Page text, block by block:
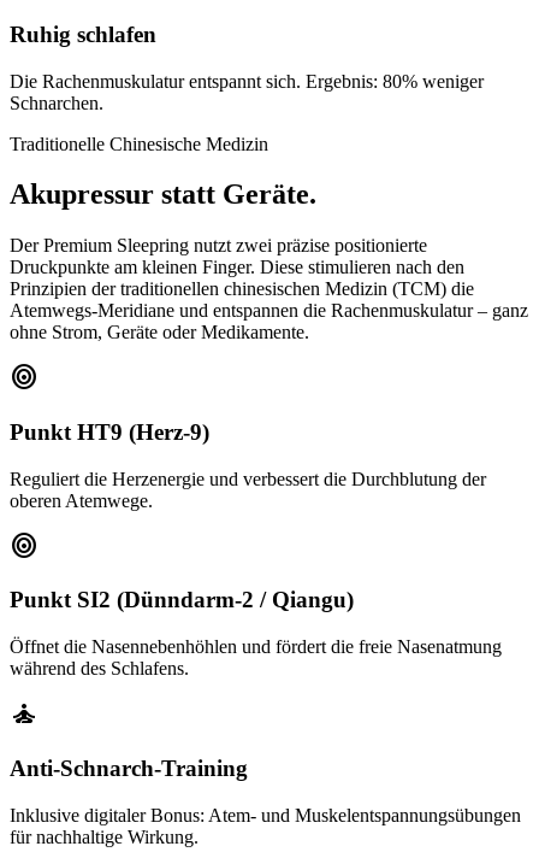
Ruhig schlafen
Die Rachenmuskulatur entspannt sich. Ergebnis: 80% weniger
Schnarchen.
Traditionelle Chinesische Medizin
Akupressur statt Geräte.
Der Premium Sleepring nutzt zwei präzise positionierte
Druckpunkte am kleinen Finger. Diese stimulieren nach den
Prinzipien der traditionellen chinesischen Medizin (TCM) die
Atemwegs-Meridiane und entspannen die Rachenmuskulatur – ganz
ohne Strom, Geräte oder Medikamente.
target
Punkt HT9 (Herz-9)
Reguliert die Herzenergie und verbessert die Durchblutung der
oberen Atemwege.
target
Punkt SI2 (Dünndarm-2 / Qiangu)
Öffnet die Nasennebenhöhlen und fördert die freie Nasenatmung
während des Schlafens.
self_improvement
Anti-Schnarch-Training
Inklusive digitaler Bonus: Atem- und Muskelentspannungsübungen
für nachhaltige Wirkung.